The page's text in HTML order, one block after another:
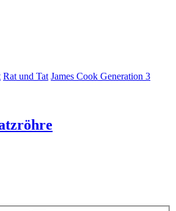
Rat und Tat James Cook Generation 3